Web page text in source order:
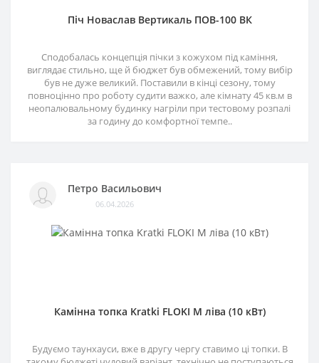
Піч Новаслав Вертикаль ПОВ-100 ВК
Сподобалась концепція пічки з кожухом під каміння,
виглядає стильно, ще й бюджет був обмежений, тому вибір
був не дуже великий. Поставили в кінці сезону, тому
повноцінно про роботу судити важко, але кімнату 45 кв.м в
неопалювальному будинку нагріли при тестовому розпалі
за годину до комфортної темпе..
Петро Васильович
06.04.2026
Камінна топка Kratki FLOKI M ліва (10 кВт)
Будуємо таунхауси, вже в другу чергу ставимо ці топки. В